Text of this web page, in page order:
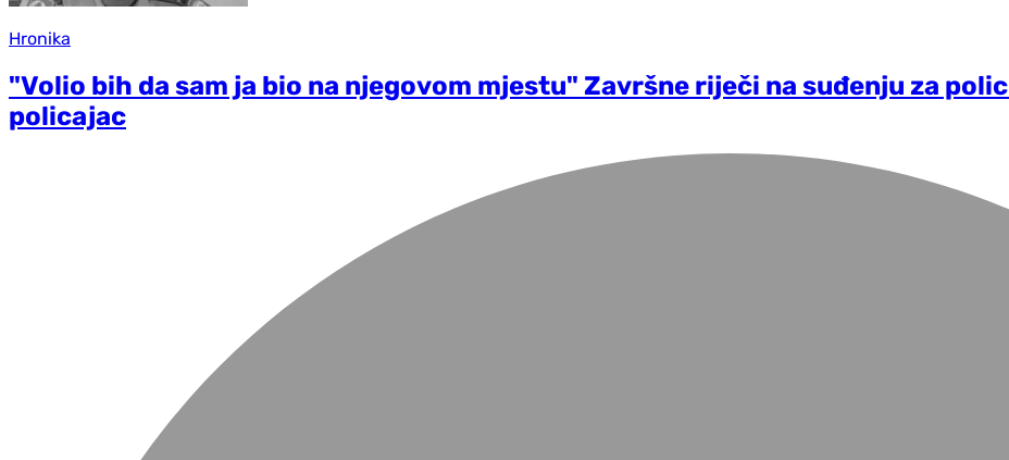
Hronika
"Volio bih da sam ja bio na njegovom mjestu" Završne riječi na suđenju za
policajac